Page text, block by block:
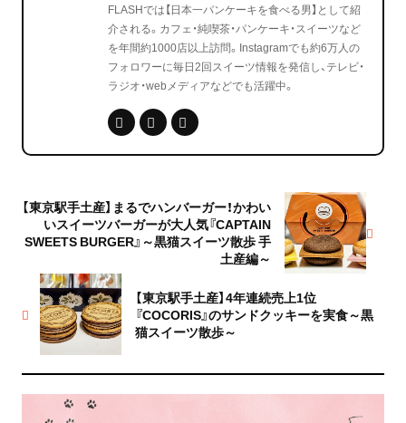
FLASHでは【日本一パンケーキを食べる男】として紹
介される。カフェ・純喫茶・パンケーキ・スイーツなど
を年間約1000店以上訪問。Instagramでも約6万人の
フォロワーに毎日2回スイーツ情報を発信し、テレビ・
ラジオ・webメディアなどでも活躍中。
【東京駅手土産】4年連続売上1位
『COCORIS』のサンドクッキーを実食～黒
猫スイーツ散歩～
【東京駅手土産】まるでハンバーガー！かわい
いスイーツバーガーが大人気『CAPTAIN
SWEETS BURGER』～黒猫スイーツ散歩 手
土産編～